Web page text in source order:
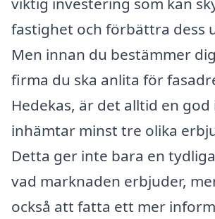
fastighet och förbättra dess
Men innan du bestämmer
firma du ska anlita för
Hedekas, är det alltid en
inhämtar minst tre olika
Detta ger inte bara en
vad marknaden erbjuder,
också att fatta ett mer